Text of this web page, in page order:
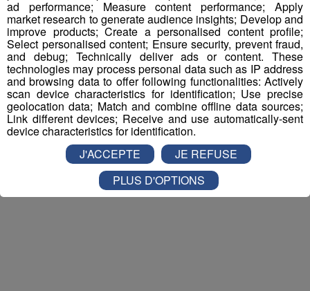
ad performance; Measure content performance; Apply
market research to generate audience insights; Develop and
improve products; Create a personalised content profile;
Select personalised content; Ensure security, prevent fraud,
and debug; Technically deliver ads or content. These
technologies may process personal data such as IP address
and browsing data to offer following functionalities: Actively
scan device characteristics for identification; Use precise
geolocation data; Match and combine offline data sources;
Link different devices; Receive and use automatically-sent
device characteristics for identification.
J'ACCEPTE
JE REFUSE
PLUS D'OPTIONS